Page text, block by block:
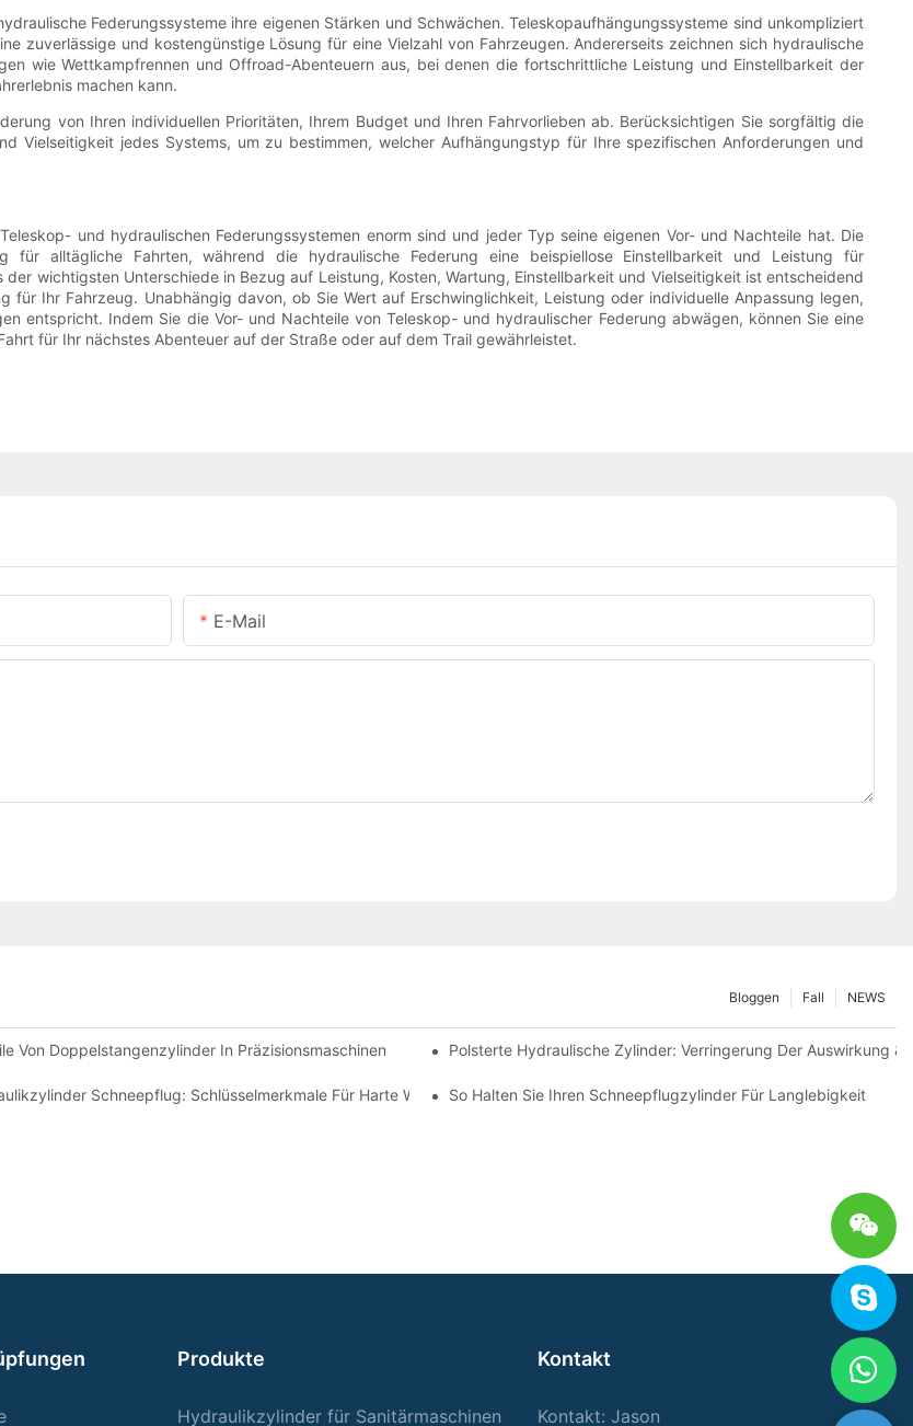
Federungssysteme ihre eigenen Stärken und Schwächen. Teleskopaufhängungssysteme sind unkompliziert
zuverlässige und kostengünstige Lösung für eine Vielzahl von Fahrzeugen. Andererseits zeichnen sich hydraulische
wie Wettkampfrennen und Offroad-Abenteuern aus, bei denen die fortschrittliche Leistung und Einstellbarkeit der
machen kann.
von Ihren individuellen Prioritäten, Ihrem Budget und Ihren Fahrvorlieben ab. Berücksichtigen Sie sorgfältig die
Vielseitigkeit jedes Systems, um zu bestimmen, welcher Aufhängungstyp für Ihre spezifischen Anforderungen und
und hydraulischen Federungssystemen enorm sind und jeder Typ seine eigenen Vor- und Nachteile hat. Die
für alltägliche Fahrten, während die hydraulische Federung eine beispiellose Einstellbarkeit und Leistung für
wichtigsten Unterschiede in Bezug auf Leistung, Kosten, Wartung, Einstellbarkeit und Vielseitigkeit ist entscheidend
Ihr Fahrzeug. Unabhängig davon, ob Sie Wert auf Erschwinglichkeit, Leistung oder individuelle Anpassung legen,
entspricht. Indem Sie die Vor- und Nachteile von Teleskop- und hydraulischer Federung abwägen, können Sie eine
für Ihr nächstes Abenteuer auf der Straße oder auf dem Trail gewährleistet.
E-Mail
NEWS
Fall
Bloggen
Von Doppelstangenzylinder In Präzisionsmaschinen Polsterte Hydraulische Zylinder: Verringerung Der Auswirkung &
Schneepflug: Schlüsselmerkmale Für Harte WinterbedingungenSo Halten Sie Ihren Schneepflugzylinder Für Langlebigkeit
Produkte
Hydraulikzylinder für Sanitärmaschinen
Kontakt
Kontakt: Jason